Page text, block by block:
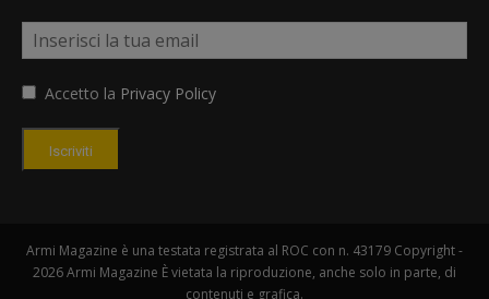
Accetto la Privacy Policy
Iscriviti
Armi Magazine è una testata registrata al ROC con n. 43179 Copyright -
2026 Armi Magazine È vietata la riproduzione, anche solo in parte, di
contenuti e grafica.